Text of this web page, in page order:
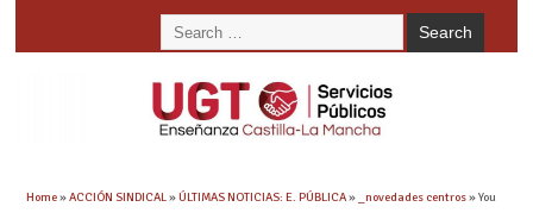
Home»ACCIÓN SINDICAL»ÚLTIMAS NOTICIAS: E. PÚBLICA» _novedades centros» You